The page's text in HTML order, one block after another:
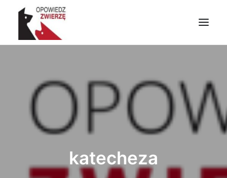
ZWIERZĘTA W LITERATURZE I SZTUCE
ZWIERZĘTA W CHRZEŚCIJAŃSTWIE
ZRÓB CO MOŻESZ
NAPISZ DO NAS
WYSZUKIWANIEkatecheza